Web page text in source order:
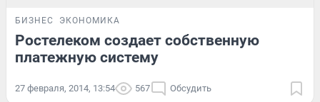
БИЗНЕС ЭКОНОМИКА
Ростелеком создает собственную
платежную систему
27 февраля, 2014, 13:54 567 Обсудить